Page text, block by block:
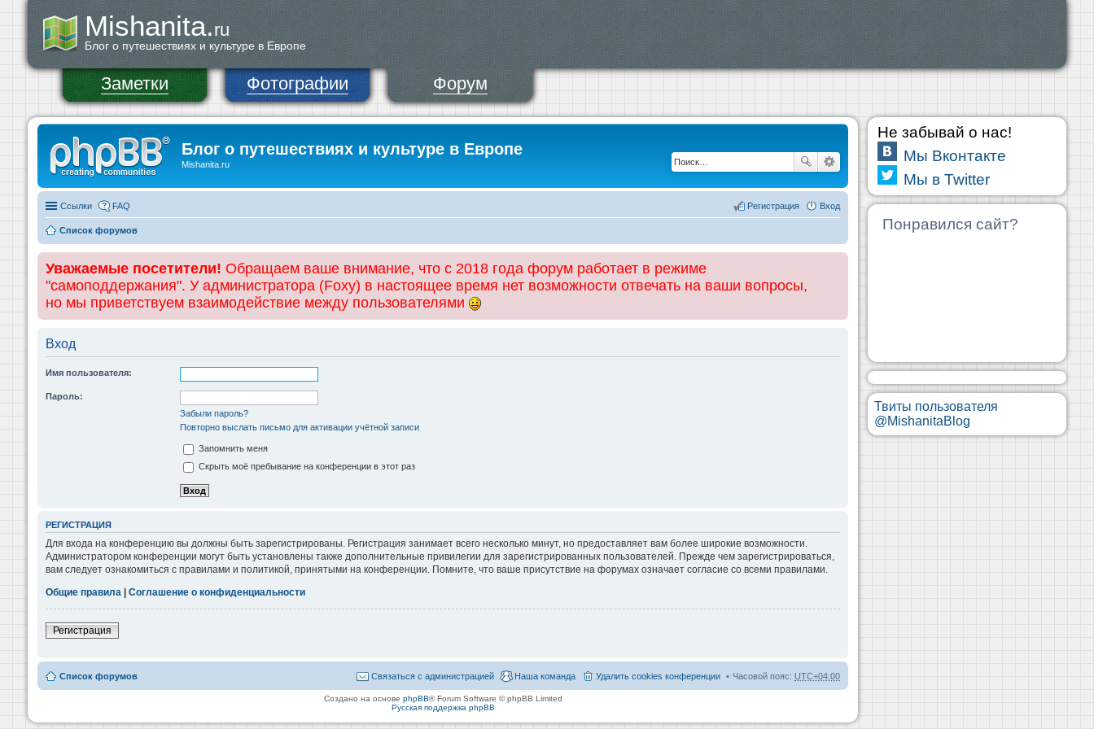
Mishanita.ru
Блог о путешествиях и культуре в Европе
Заметки Фотографии Форум
Блог о путешествиях и культуре в Европе
Mishanita.ru
Ссылки FAQ Вход
Регистрация
Список форумов
Уважаемые посетители! Обращаем ваше внимание, что с 2018 года форум работает в режиме
"самоподдержания". У администратора (Foxy) в настоящее время нет возможности отвечать на ваши вопросы,
но мы приветствуем взаимодействие между пользователями
Вход
Имя пользователя:
Пароль:
Забыли пароль?
Повторно выслать письмо для активации учётной записи
Запомнить меня
Скрыть моё пребывание на конференции в этот раз
РЕГИСТРАЦИЯ
Для входа на конференцию вы должны быть зарегистрированы. Регистрация занимает всего несколько минут, но предоставляет вам более широкие возможности.
Администратором конференции могут быть установлены также дополнительные привилегии для зарегистрированных пользователей. Прежде чем зарегистрироваться,
вам следует ознакомиться с правилами и политикой, принятыми на конференции. Помните, что ваше присутствие на форумах означает согласие со всеми правилами.
Общие правила
Соглашение о конфиденциальности
Регистрация
Список форумов Часовой пояс: UTC+04:00
Удалить cookies конференции
Наша команда
Связаться с администрацией
Создано на основе phpBB® Forum Software © phpBB Limited
Русская поддержка phpBB
Не забывай о нас!
Мы Вконтакте
Мы в Twitter
Понравился сайт?
Твиты пользователя
@MishanitaBlog